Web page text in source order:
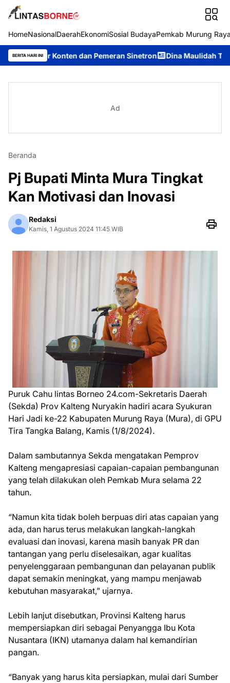
HomeNasionalDaerahEkonomiSosial BudayaPemkab Murung
BERITA HARI INI
Konten dan Pemeran Sinetron Dina Maulidah Terpilih
Ad
Beranda
Pj Bupati Minta Mura Tingkat
Kan Motivasi dan Inovasi
Redaksi
Kamis, 1 Agustus 2024 11:45 WIB
Puruk Cahu lintas Borneo 24.com-Sekretaris Daerah
(Sekda) Prov Kalteng Nuryakin hadiri acara Syukuran
Hari Jadi ke-22 Kabupaten Murung Raya (Mura), di GPU
Tira Tangka Balang, Kamis (1/8/2024).
Dalam sambutannya Sekda mengatakan Pemprov
Kalteng mengapresiasi capaian-capaian pembangunan
yang telah dilakukan oleh Pemkab Mura selama 22
tahun.
“Namun kita tidak boleh berpuas diri atas capaian yang
ada, dan harus terus melakukan langkah-langkah
evaluasi dan inovasi, karena masih banyak PR dan
tantangan yang perlu diselesaikan, agar kualitas
penyelenggaraan pembangunan dan pelayanan publik
dapat semakin meningkat, yang mampu menjawab
kebutuhan masyarakat,” ujarnya.
Lebih lanjut disebutkan, Provinsi Kalteng harus
mempersiapkan diri sebagai Penyangga Ibu Kota
Nusantara (IKN) utamanya dalam hal kemandirian
pangan.
“Banyak yang harus kita persiapkan, mulai dari Sumber